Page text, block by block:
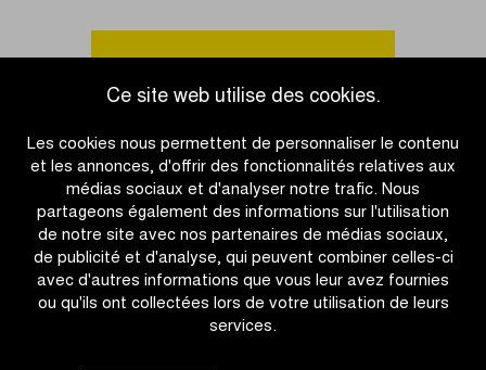
Ce site web utilise des cookies.
Les cookies nous permettent de personnaliser le contenu
et les annonces, d'offrir des fonctionnalités relatives aux
médias sociaux et d'analyser notre trafic. Nous
partageons également des informations sur l'utilisation
de notre site avec nos partenaires de médias sociaux,
de publicité et d'analyse, qui peuvent combiner celles-ci
avec d'autres informations que vous leur avez fournies
ou qu'ils ont collectées lors de votre utilisation de leurs
services.
en
solitaire
la
fois
à
Audenarde
cyclisme
dans
la
Ronde
Beernem,
Aalter
et